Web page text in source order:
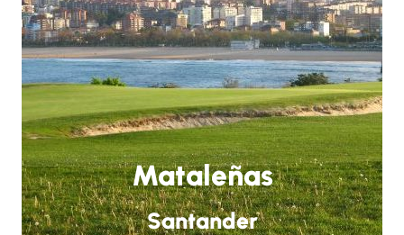
Mataleñas
Santander